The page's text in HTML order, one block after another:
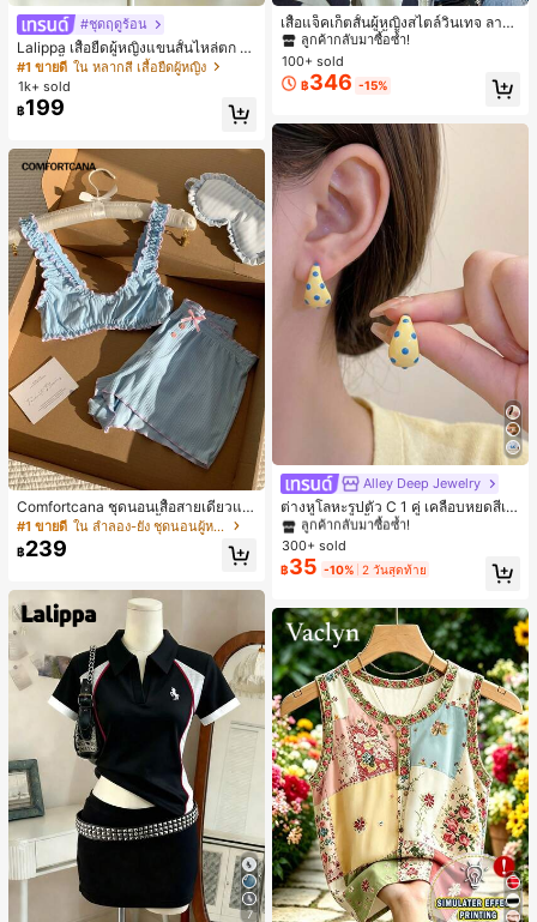
#ชุดฤดูร้อน
Lalippa เสื้อยืดผู้หญิงแขนสั้นไหล่ตก ค
อวีปกเสื้อ ลายพิมพ์ดิจิทัลลายทาง สไตล์
สปอร์ตแฟชั่นมินิมอล ของขวัญสำหรับเ
พื่อน
#1 ขายดี ใน หลากสี เสื้อยืดผู้หญิง
1k+ sold
฿199
Comfortcana ชุดนอนเสื้อสายเดี่ยวแต่
งระบายและกางเกงขาสั้นสำหรับผู้หญิง
#1 ขายดี ใน ลำลอง-ยัง ชุดนอนผู้หญิง
฿239
7
เสื้อแจ็คเก็ตสั้นผู้หญิงสไตล์วินเทจ ลายจุ
ดขนาดใหญ่ คอตั้ง เอวเข้ารูป แขนพอง
ทรงหลวม แฟชั่นอเนกประสงค์ สำหรับใ
ส่ประจำวันและไปเที่ยวพักผ่อน
ลูกค้ากลับมาซื้อซ้ำ!
#1 ขายดี ใน กระเป๋า เสื้อคลุมลำลอง
ลูกค้ากลับมาซื้อซ้ำ!
#1 ขายดี ใน กระเป๋า เสื้อคลุมลำลอง
ลูกค้ากลับมาซื้อซ้ำ!
#1 ขายดี ใน กระเป๋า เสื้อคลุมลำลอง
100+ sold
฿346 -15%
Alley Deep Jewelry
ต่างหูโลหะรูปตัว C 1 คู่ เคลือบหยดสีเห
ลือง ลายจุดสีน้ำเงิน สไตล์ยุโรปและอเม
ริกัน แฟชั่นส่วนตัว หวานและสง่างาม
สำหรับผู้หญิงและเด็กหญิง สำหรับการเ
ดินทาง งานแต่งงาน ปาร์ตี้ วันเกิด ของ
#1 ขายดี ใน โบโฮ ต่างหูผู้หญิง
ลูกค้ากลับมาซื้อซ้ำ!
#1 ขายดี ใน โบโฮ ต่างหูผู้หญิง
ลูกค้ากลับมาซื้อซ้ำ!
#1 ขายดี ใน โบโฮ ต่างหูผู้หญิง
ลูกค้ากลับมาซื้อซ้ำ!
#1 ขายดี ใน โบโฮ ต่างหูผู้หญิง
300+ sold
฿35 -10% 2 วันสุดท้าย